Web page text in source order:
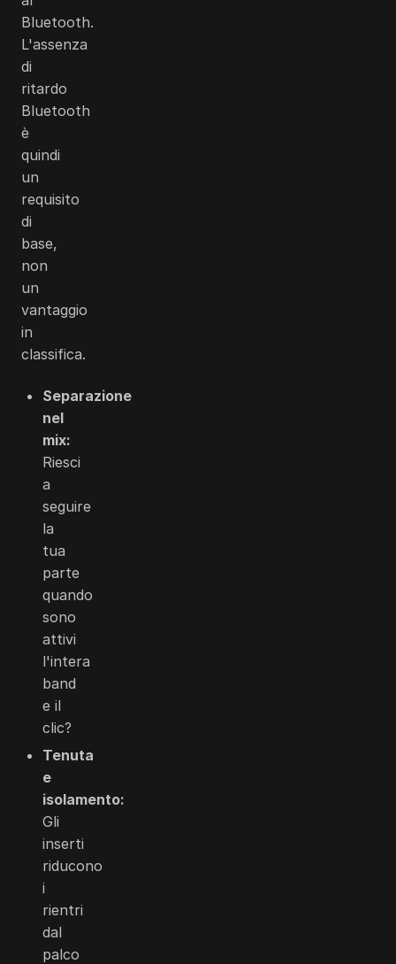
Bluetooth.
L'assenza
di
ritardo
Bluetooth
è
quindi
un
requisito
di
base,
non
un
vantaggio
in
classifica.
Separazione
nel
mix:
Riesci
a
seguire
la
tua
parte
quando
sono
attivi
l'intera
band
e il
clic?
Tenuta
e
isolamento:
Gli
inserti
riducono
i
rientri
dal
palco